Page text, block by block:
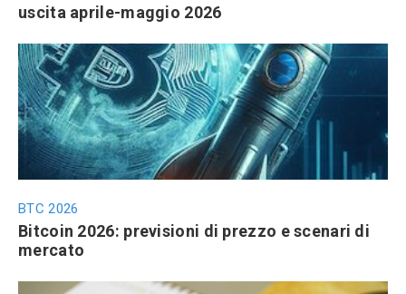
uscita aprile-maggio 2026
BTC 2026
Bitcoin 2026: previsioni di prezzo e scenari di
mercato